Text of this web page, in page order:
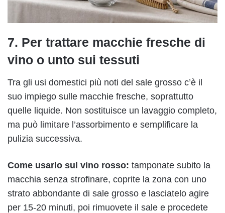
7. Per trattare macchie fresche di
vino o unto sui tessuti
Tra gli usi domestici più noti del sale grosso c’è il
suo impiego sulle macchie fresche, soprattutto
quelle liquide. Non sostituisce un lavaggio completo,
ma può limitare l’assorbimento e semplificare la
pulizia successiva.
Come usarlo sul vino rosso: tamponate subito la
macchia senza strofinare, coprite la zona con uno
strato abbondante di sale grosso e lasciatelo agire
per 15-20 minuti, poi rimuovete il sale e procedete